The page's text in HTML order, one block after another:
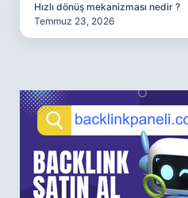
Hızlı dönüş mekanizması nedir ?
Temmuz 23, 2026